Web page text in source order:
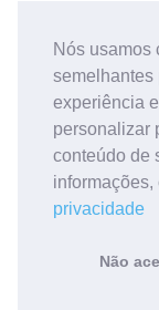
Nós usamos
semelhantes
experiência
personalizar
conteúdo de
informações,
privacidade
Não